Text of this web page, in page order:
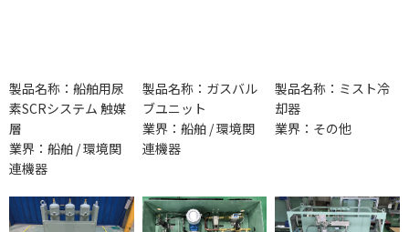
製品名称：船舶用尿
素SCRシステム 触媒
層
業界：船舶 / 環境関
連機器
製品名称：ガスバル
ブユニット
業界：船舶 / 環境関
連機器
製品名称：ミスト冷
却器
業界：その他